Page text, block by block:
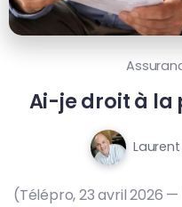
Ai-je droit à la
(Télépro, 23 avril 2026